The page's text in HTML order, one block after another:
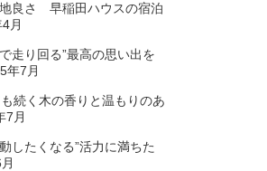
良さ 早稲田ハウスの宿泊
月
走り回る”最高の思い出を
年7月
続く木の香りと温もりのあ
月
したくなる”活力に満ちた